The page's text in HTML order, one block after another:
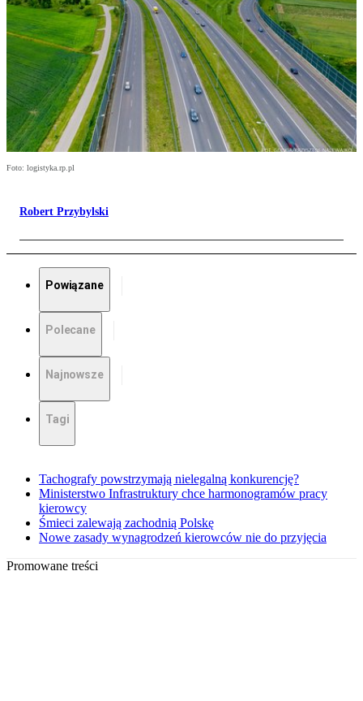
Foto: logistyka.rp.pl
Robert Przybylski
Powiązane
Polecane
Najnowsze
Tagi
Tachografy powstrzymają nielegalną konkurencję?
Ministerstwo Infrastruktury chce harmonogramów pracy
kierowcy
Śmieci zalewają zachodnią Polskę
Nowe zasady wynagrodzeń kierowców nie do przyjęcia
Promowane treści